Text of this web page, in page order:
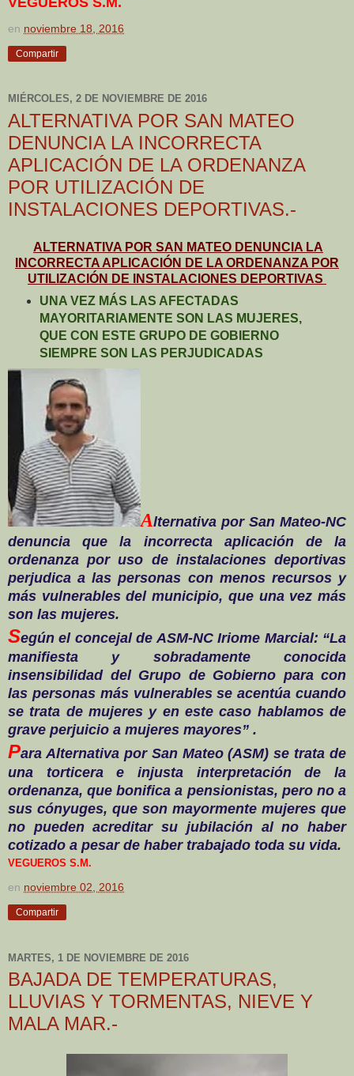
en noviembre 18, 2016
Compartir
MIÉRCOLES, 2 DE NOVIEMBRE DE 2016
ALTERNATIVA POR SAN MATEO
DENUNCIA LA INCORRECTA
APLICACIÓN DE LA ORDENANZA
POR UTILIZACIÓN DE
INSTALACIONES DEPORTIVAS.-
ALTERNATIVA POR SAN MATEO DENUNCIA LA
INCORRECTA APLICACIÓN DE LA ORDENANZA POR
UTILIZACIÓN DE INSTALACIONES DEPORTIVAS
UNA VEZ MÁS LAS AFECTADAS
MAYORITARIAMENTE SON LAS MUJERES,
QUE CON ESTE GRUPO DE GOBIERNO
SIEMPRE SON LAS PERJUDICADAS
Alternativa por San Mateo-NC
denuncia que la incorrecta aplicación de la
ordenanza por uso de instalaciones deportivas
perjudica a las personas con menos recursos y
más vulnerables del municipio, que una vez más
son las mujeres.
Según el concejal de ASM-NC Iriome Marcial: “La
manifiesta y sobradamente conocida
insensibilidad del Grupo de Gobierno para con
las personas más vulnerables se acentúa cuando
se trata de mujeres y en este caso hablamos de
grave perjuicio a mujeres mayores” .
Para Alternativa por San Mateo (ASM) se trata de
una torticera e injusta interpretación de la
ordenanza, que bonifica a pensionistas, pero no a
sus cónyuges, que son mayormente mujeres que
no pueden acreditar su jubilación al no haber
cotizado a pesar de haber trabajado toda su vida.
VEGUEROS S.M.
en noviembre 02, 2016
Compartir
MARTES, 1 DE NOVIEMBRE DE 2016
BAJADA DE TEMPERATURAS,
LLUVIAS Y TORMENTAS, NIEVE Y
MALA MAR.-